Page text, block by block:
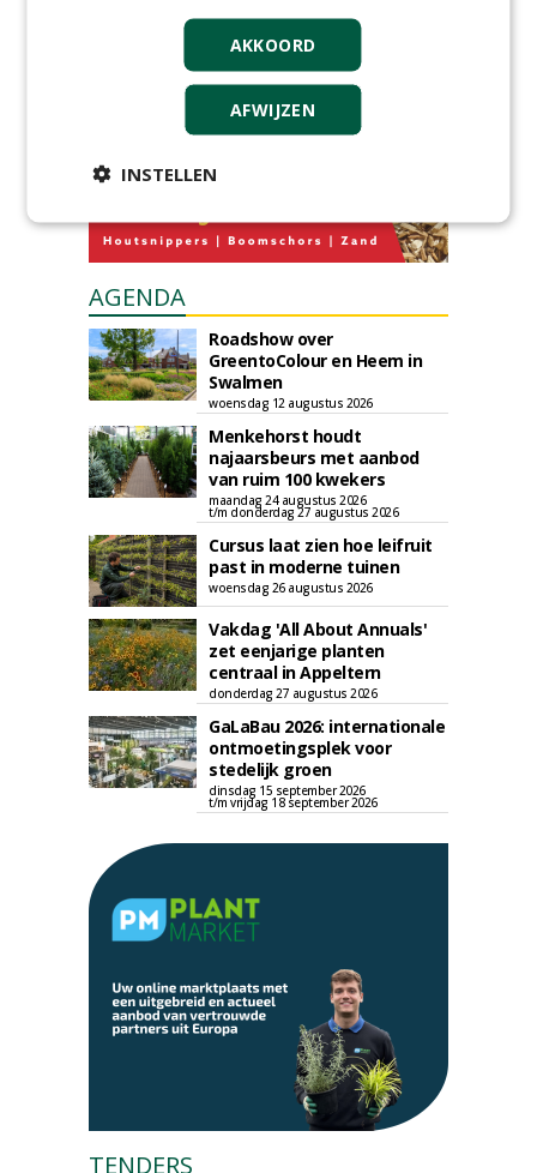
Iedereen kan gratis kleine advertenties
plaatsen via zijn eigen account.
Plaats een gratis advertentie
AGENDA
Roadshow over
GreentoColour en Heem in
Swalmen
woensdag 12 augustus 2026
Menkehorst houdt
najaarsbeurs met aanbod
van ruim 100 kwekers
maandag 24 augustus 2026
t/m donderdag 27 augustus 2026
Cursus laat zien hoe leifruit
past in moderne tuinen
woensdag 26 augustus 2026
Vakdag 'All About Annuals'
zet eenjarige planten
centraal in Appeltern
donderdag 27 augustus 2026
GaLaBau 2026: internationale
ontmoetingsplek voor
stedelijk groen
dinsdag 15 september 2026
t/m vrijdag 18 september 2026
TENDERS
AKKOORD
AFWIJZEN
INSTELLEN